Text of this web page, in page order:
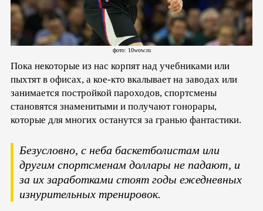
фото: 10wow.ru
Пока некоторые из нас корпят над учебниками или
пыхтят в офисах, а кое-кто вкалывает на заводах или
занимается постройкой пароходов, спортсмены
становятся знаменитыми и получают гонорары,
которые для многих останутся за гранью фантастики.
Безусловно, с неба баскетболистам или
другим спортсменам доллары не падают, и
за их заработками стоят годы ежедневных
изнурительных тренировок.